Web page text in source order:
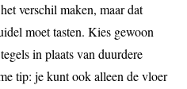
verschil maken, maar dat
moet tasten. Kies gewoon
in plaats van duurdere
tip: je kunt ook alleen de vloer